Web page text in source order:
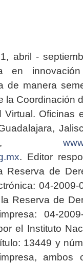
abril -
en
de manera
la Coordinación
Virtual. Oficinas
. Editor
Reserva de
04-2009-
Reserva de
04-2009-
el Instituto
13449 y
ambos